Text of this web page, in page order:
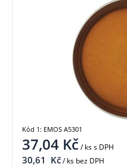
37,04 Kč/ kss DPH
30,61 Kč/ ks bez DPH
Kód 1: EMOS A5301